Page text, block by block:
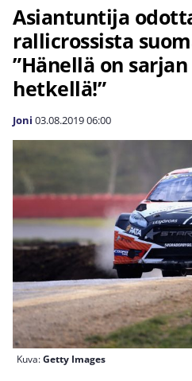
Asiantuntija
rallicrossista
”Hänellä on
hetkellä!”
Joni 03.08.201906:00
Kuva:Getty Images